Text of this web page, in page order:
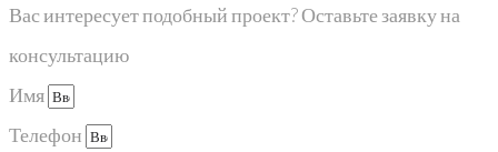
Вас интересует подобный проект? Оставьте заявку на
консультацию
Имя
Телефон